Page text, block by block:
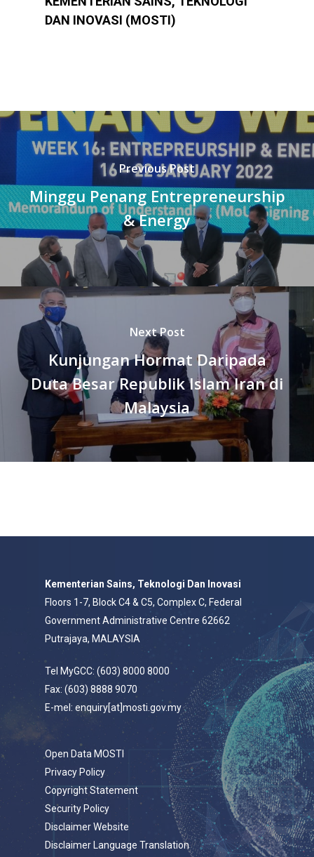
DAN INOVASI (MOSTI)
Previous Post
Minggu Penang Entrepreneurship
& Energy
Next Post
Kunjungan Hormat Daripada
Duta Besar Republik Islam Iran di
Malaysia
Kementerian Sains, Teknologi Dan Inovasi
Floors 1-7, Block C4 & C5, Complex C, Federal
Government Administrative Centre 62662
Putrajaya, MALAYSIA
Tel MyGCC: (603) 8000 8000
Fax: (603) 8888 9070
E-mel: enquiry[at]mosti.gov.my
Open Data MOSTI
Privacy Policy
Copyright Statement
Security Policy
Disclaimer Website
Disclaimer Language Translation